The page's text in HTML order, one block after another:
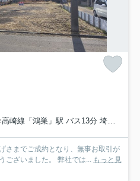
高崎線「鴻巣」駅 バス13分 埼玉県鴻巣市「二本木（鴻巣市）」 停歩6分
さまでご成約となり、無事お取引が
ございました。 弊社では... もっと見